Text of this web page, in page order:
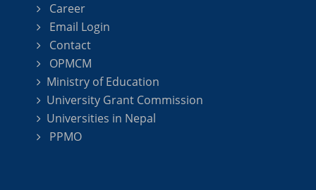
Career
Email Login
Contact
OPMCM
Ministry of Education
University Grant Commission
Universities in Nepal
PPMO